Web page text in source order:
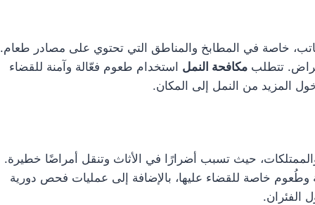
خاصة في المطابخ والمناطق التي تحتوي على مصادر طعام.
تتطلبمكافحة النمل استخدام طعوم فعّالة وآمنة للقضاء
المزيد من النمل إلى المكان.
حيث تسبب أضرارًا في الأثاث وتنقل أمراضًا خطيرة.
خاصة للقضاء عليها، بالإضافة إلى عمليات فحص دورية
الفئران.